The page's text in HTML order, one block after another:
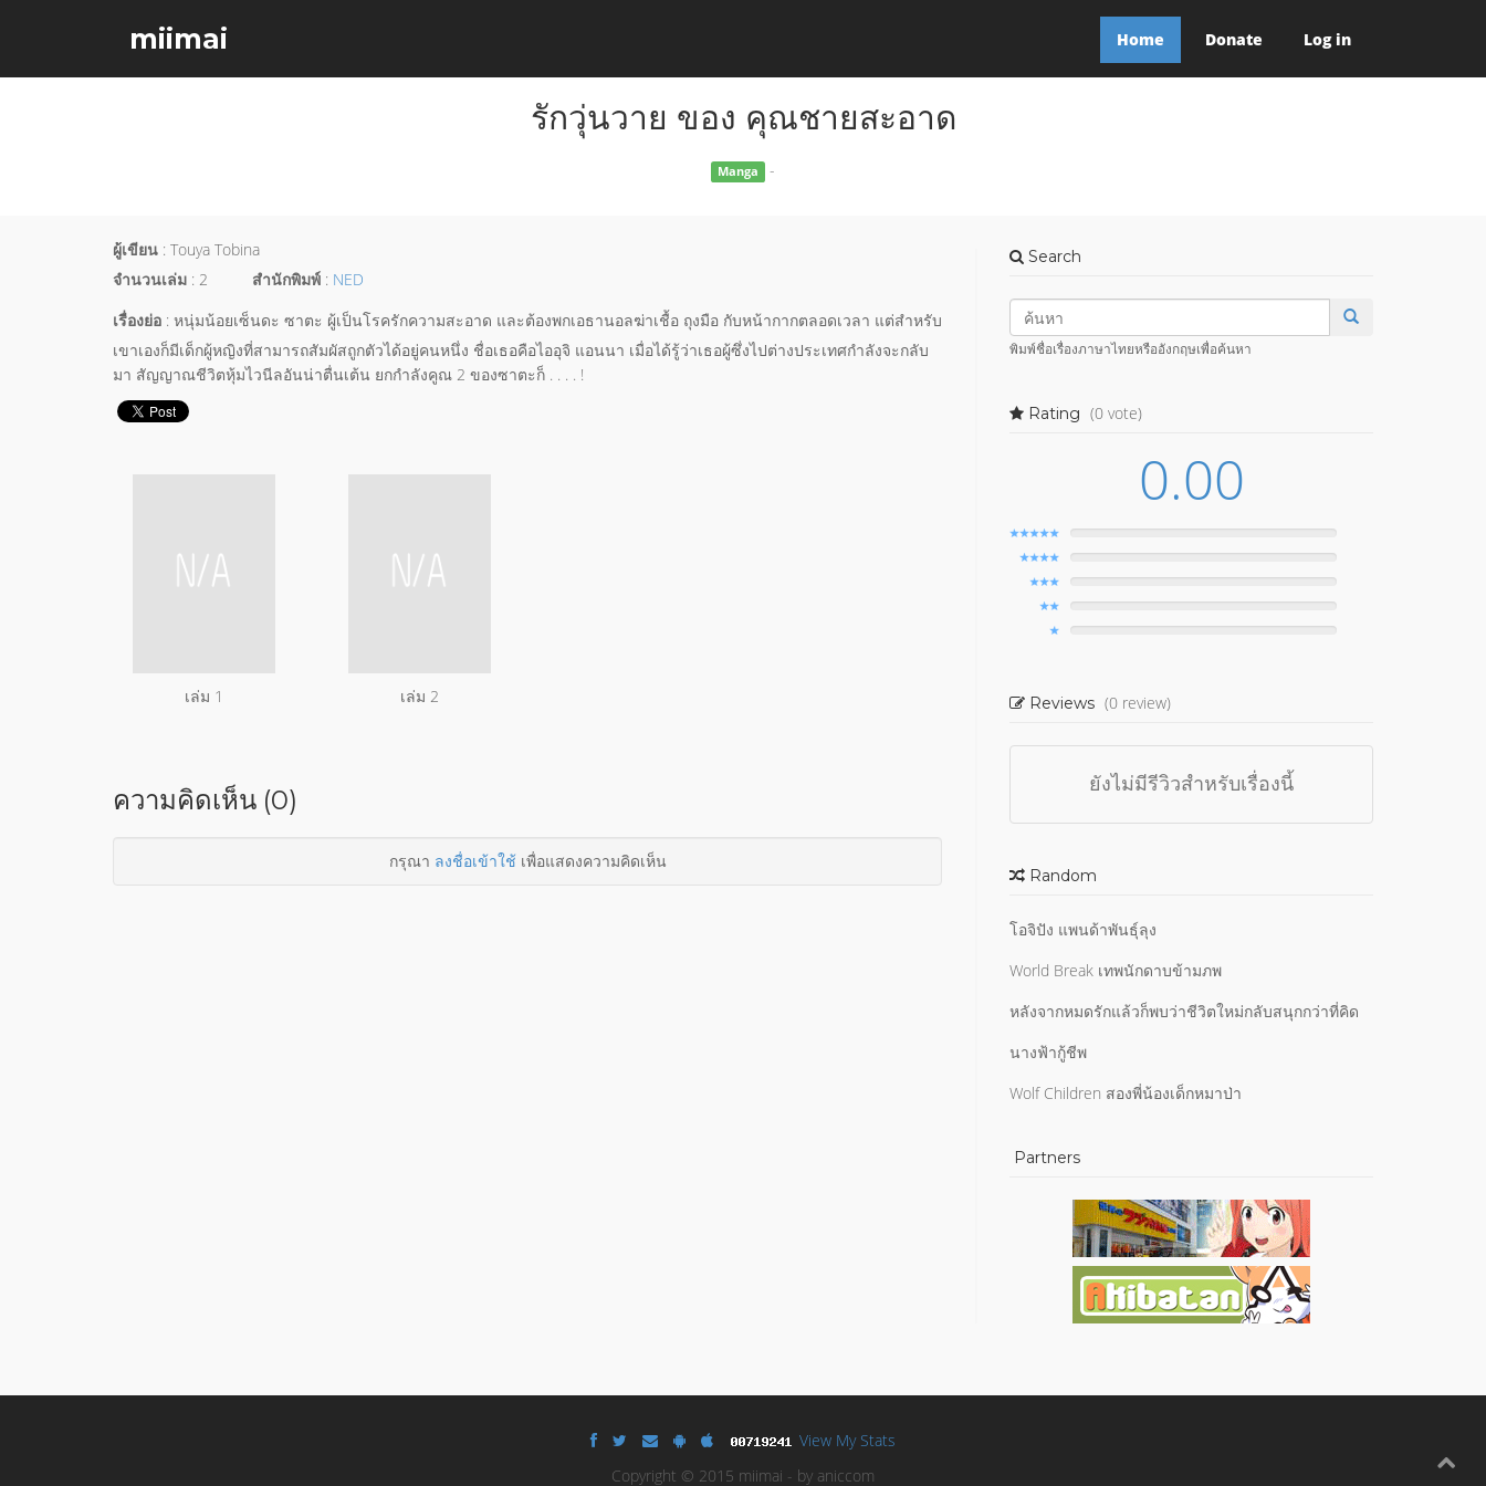
miimai Home Donate Log in
รักวุ่นวาย ของ คุณชายสะอาด
Manga -
ผู้เขียน : Touya Tobina
จำนวนเล่ม : 2 สำนักพิมพ์ : NED
เรื่องย่อ : หนุ่มน้อยเซ็นดะ ซาตะ ผู้เป็นโรครักความสะอาด และต้องพกเอธานอลฆ่าเชื้อ ถุงมือ กับหน้ากากตลอดเวลา แต่สำหรับ
เขาเองก็มีเด็กผู้หญิงที่สามารถสัมผัสถูกตัวได้อยู่คนหนึ่ง ชื่อเธอคือไออุจิ แอนนา เมื่อได้รู้ว่าเธอผู้ซึ่งไปต่างประเทศกำลังจะกลับ
มา สัญญาณชีวิตหุ้มไวนีลอันน่าตื่นเต้น ยกกำลังคูณ 2 ของซาตะก็ . . . . !
เล่ม 1 เล่ม 2
ความคิดเห็น (0)
กรุณา ลงชื่อเข้าใช้เพื่อแสดงความคิดเห็น
Search
พิมพ์ชื่อเรื่องภาษาไทยหรืออังกฤษเพื่อค้นหา
Rating (0 vote)
0.00
Reviews (0 review)
ยังไม่มีรีวิวสำหรับเรื่องนี้
Random
โอจิปัง แพนด้าพันธุ์ลุง
World Break เทพนักดาบข้ามภพ
หลังจากหมดรักแล้วก็พบว่าชีวิตใหม่กลับสนุกกว่าที่คิด
นางฟ้ากู้ชีพ
Wolf Children สองพี่น้องเด็กหมาป่า
Partners
View My Stats
Copyright © 2015 miimai - by aniccom